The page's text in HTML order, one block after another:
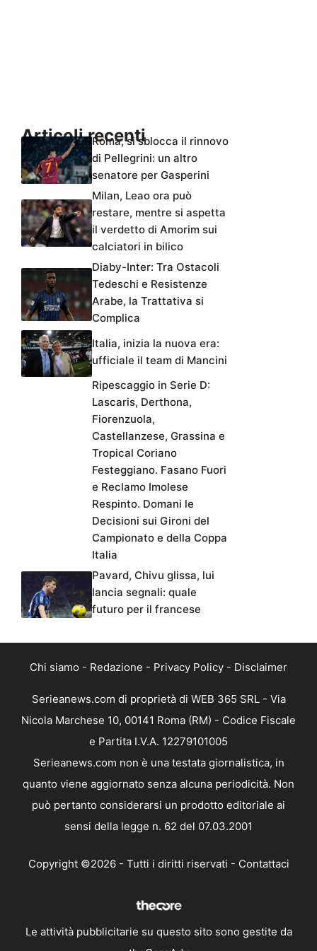
Articoli recentiRoma, si sblocca il rinnovo
di Pellegrini: un altro
senatore per Gasperini
Milan, Leao ora può
restare, mentre si aspetta
il verdetto di Amorim sui
calciatori in bilico
Diaby-Inter: Tra Ostacoli
Tedeschi e Resistenze
Arabe, la Trattativa si
Complica
Italia, inizia la nuova era:
ufficiale il team di Mancini
Ripescaggio in Serie D:
Lascaris, Derthona,
Fiorenzuola,
Castellanzese, Grassina e
Tropical Coriano
Festeggiano. Fasano Fuori
e Reclamo Imolese
Respinto. Domani le
Decisioni sui Gironi del
Campionato e della Coppa
Italia
Pavard, Chivu glissa, lui
lancia segnali: quale
futuro per il francese
Chi siamo - Redazione - Privacy Policy - Disclaimer
Serieanews.com di proprietà di WEB 365 SRL - Via
Nicola Marchese 10, 00141 Roma (RM) - Codice Fiscale
e Partita I.V.A. 12279101005
Serieanews.com non è una testata giornalistica, in
quanto viene aggiornato senza alcuna periodicità. Non
può pertanto considerarsi un prodotto editoriale ai
sensi della legge n. 62 del 07.03.2001
Copyright ©2026 - Tutti i diritti riservati - Contattaci
Le attività pubblicitarie su questo sito sono gestite da